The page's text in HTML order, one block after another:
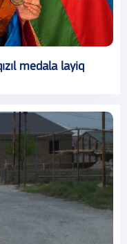
medala layiq